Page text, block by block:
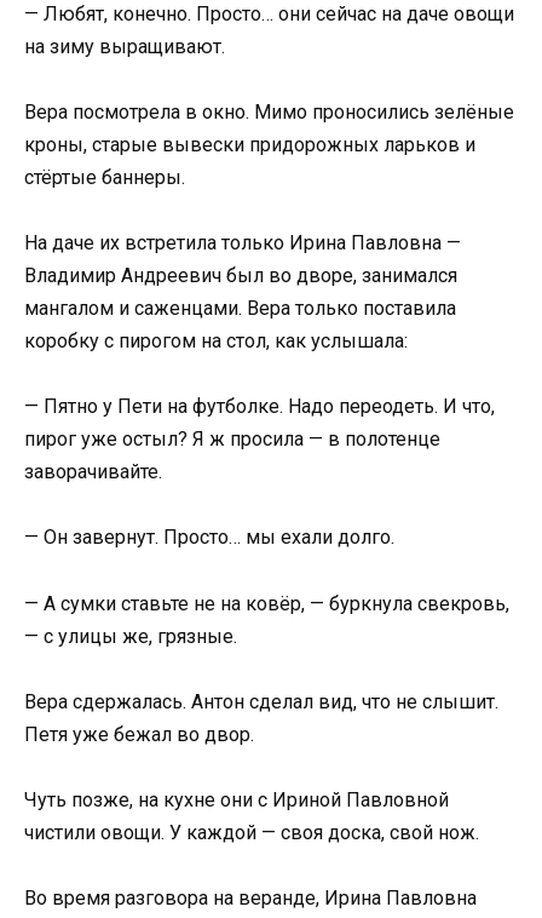
— Любят, конечно. Просто… они сейчас на даче овощи
на зиму выращивают.
Вера посмотрела в окно. Мимо проносились зелёные
кроны, старые вывески придорожных ларьков и
стёртые баннеры.
На даче их встретила только Ирина Павловна —
Владимир Андреевич был во дворе, занимался
мангалом и саженцами. Вера только поставила
коробку с пирогом на стол, как услышала:
— Пятно у Пети на футболке. Надо переодеть. И что,
пирог уже остыл? Я ж просила — в полотенце
заворачивайте.
— Он завернут. Просто… мы ехали долго.
— А сумки ставьте не на ковёр, — буркнула свекровь,
— с улицы же, грязные.
Вера сдержалась. Антон сделал вид, что не слышит.
Петя уже бежал во двор.
Чуть позже, на кухне они с Ириной Павловной
чистили овощи. У каждой — своя доска, свой нож.
Во время разговора на веранде, Ирина Павловна